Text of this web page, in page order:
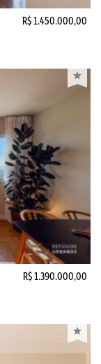
R$ 1.450.000,00
R$ 1.390.000,00